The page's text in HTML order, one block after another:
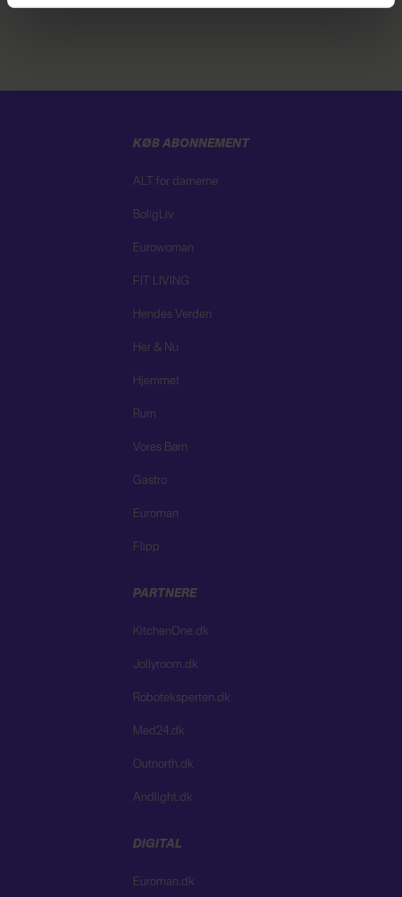
linket i vores cookiepolitik. Du kan læse mere om vores
KØB ABONNEMENT
ALT for damerne
BoligLiv
Eurowoman
FIT LIVING
Hendes Verden
Her & Nu
Hjemmet
Rum
Vores Børn
Gastro
Euroman
Flipp
PARTNERE
KitchenOne.dk
Jollyroom.dk
Roboteksperten.dk
Med24.dk
Outnorth.dk
Andlight.dk
DIGITAL
Euroman.dk